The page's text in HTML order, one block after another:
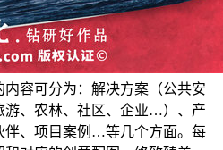
内容可分为：解决方案（公共安
游、农林、社区、企业…）、产
伴、项目案例…等几个方面。每